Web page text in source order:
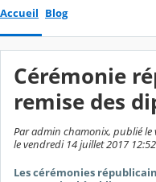
Accueil Blog
Cérémonie
remise des
Par admin chamonix, publié
le vendredi 14 juillet 2017 12:52
Les cérémonies